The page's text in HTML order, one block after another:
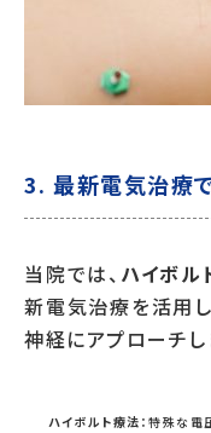
3. 最新電気治療
当院では、 ハイボル
新電気治療を活用
神経にアプローチし
ハイボルト療法 ：特殊な電